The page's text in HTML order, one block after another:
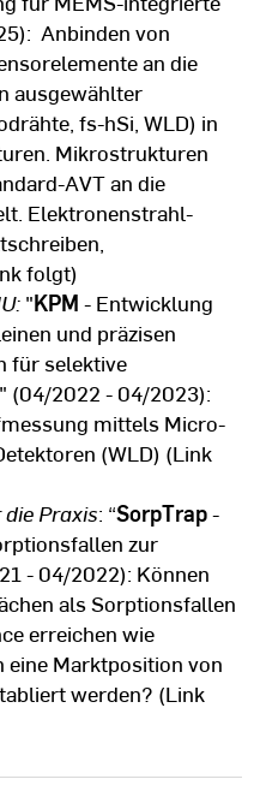
(Bachelor
und
im
Bauteilen
(Zug, Druck, Biegung,
dünne Schichten
Schichten
Eötvös-Regel
2D-
optischer Materialien
Anbinden von
an die
ausgewählter
fs-hSi, WLD) in
Mikrostrukturen
AVT an die
Elektronenstrahl-
folgt)
"KPM - Entwicklung
und präzisen
für selektive
(04/2022 - 04/2023):
mittels Micro-
(WLD) (Link
Praxis: “SorpTrap-
zur
- 04/2022): Können
als Sorptionsfallen
erreichen wie
Marktposition von
werden? (Link